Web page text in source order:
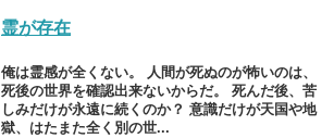
霊が存在
俺は霊感が全くない。 人間が死ぬのが怖いのは、
死後の世界を確認出来ないからだ。 死んだ後、苦
しみだけが永遠に続くのか？ 意識だけが天国や地
獄、はたまた全く別の世...